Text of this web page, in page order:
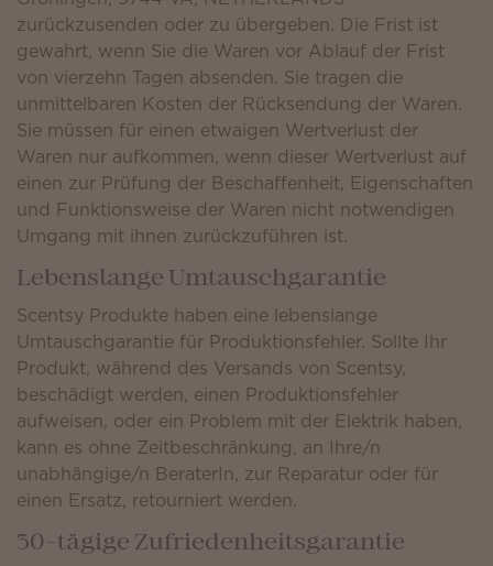
zurückzusenden oder zu übergeben. Die Frist ist
gewahrt, wenn Sie die Waren vor Ablauf der Frist
von vierzehn Tagen absenden. Sie tragen die
unmittelbaren Kosten der Rücksendung der Waren.
Sie müssen für einen etwaigen Wertverlust der
Waren nur aufkommen, wenn dieser Wertverlust auf
einen zur Prüfung der Beschaffenheit, Eigenschaften
und Funktionsweise der Waren nicht notwendigen
Umgang mit ihnen zurückzuführen ist.
Lebenslange Umtauschgarantie
Scentsy Produkte haben eine lebenslange
Umtauschgarantie für Produktionsfehler. Sollte Ihr
Produkt, während des Versands von Scentsy,
beschädigt werden, einen Produktionsfehler
aufweisen, oder ein Problem mit der Elektrik haben,
kann es ohne Zeitbeschränkung, an Ihre/n
unabhängige/n BeraterIn, zur Reparatur oder für
einen Ersatz, retourniert werden.
30-tägige Zufriedenheitsgarantie